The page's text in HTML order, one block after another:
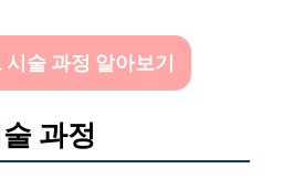
시술 과정 알아보기
과정